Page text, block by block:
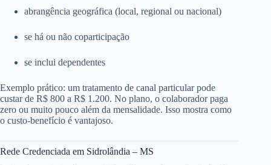
abrangência geográfica (local, regional ou nacional)
se há ou não coparticipação
se inclui dependentes
Exemplo prático: um tratamento de canal particular pode
custar de R$ 800 a R$ 1.200. No plano, o colaborador paga
zero ou muito pouco além da mensalidade. Isso mostra como
o custo-benefício é vantajoso.
Rede Credenciada em Sidrolândia – MS